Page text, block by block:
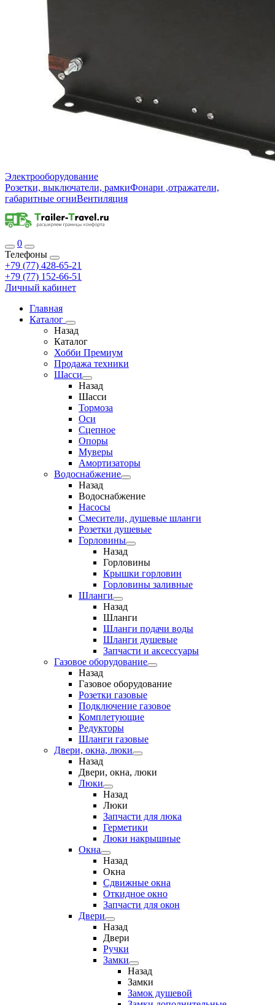
Электрооборудование
Розетки, выключатели, рамкиФонари ,отражатели,
габаритные огниВентиляция
0
Телефоны
+79 (77) 428-65-21
+79 (77) 152-66-51
Личный кабинет
Главная
Каталог
Назад
Каталог
Хобби Премиум
Продажа техники
Шасси
Назад
Шасси
Тормоза
Оси
Сцепное
Опоры
Муверы
Амортизаторы
Водоснабжение
Назад
Водоснабжение
Насосы
Смесители, душевые шланги
Розетки душевые
Горловины
Назад
Горловины
Крышки горловин
Горловины заливные
Шланги
Назад
Шланги
Шланги подачи воды
Шланги душевые
Запчасти и аксессуары
Газовое оборудование
Назад
Газовое оборудование
Розетки газовые
Подключение газовое
Комплетующие
Редукторы
Шланги газовые
Двери, окна, люки
Назад
Двери, окна, люки
Люки
Назад
Люки
Запчасти для люка
Герметики
Люки накрышные
Окна
Назад
Окна
Сдвижные окна
Откидное окно
Запчасти для окон
Двери
Назад
Двери
Ручки
Замки
Назад
Замки
Замок душевой